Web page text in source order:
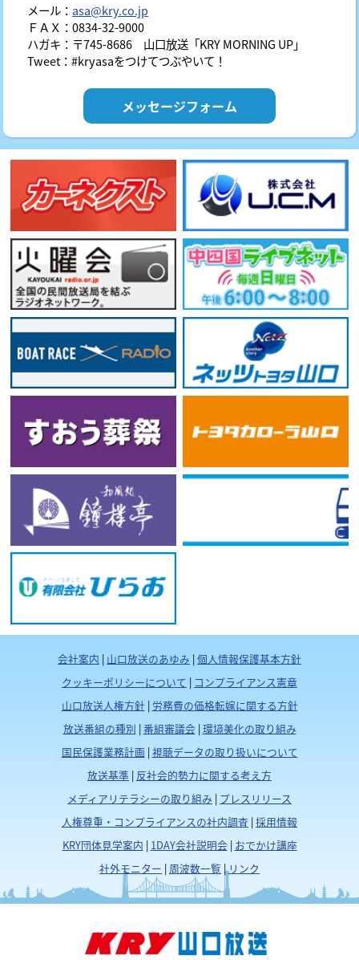
メール： asa@kry.co.jp
ＦＡＸ：0834-32-9000
ハガキ：〒745-8686 山口放送「KRY MORNING UP」
Tweet：#kryasaをつけてつぶやいて！
メッセージフォーム
会社案内 | 山口放送のあゆみ |個人情報保護基本方針
クッキーポリシーについて | コンプライアンス憲章
山口放送人権方針| 労務費の価格転嫁に関する方針
放送番組の種別 |番組審議会|環境美化の取り組み
国民保護業務計画 |視聴データの取り扱いについて
放送基準 | 反社会的勢力に関する考え方
メディアリテラシーの取り組み | プレスリリース
人権尊重・コンプライアンスの社内調査 |採用情報
KRY団体見学案内 | 1DAY会社説明会| おでかけ講座
社外モニター | 周波数一覧 |リンク